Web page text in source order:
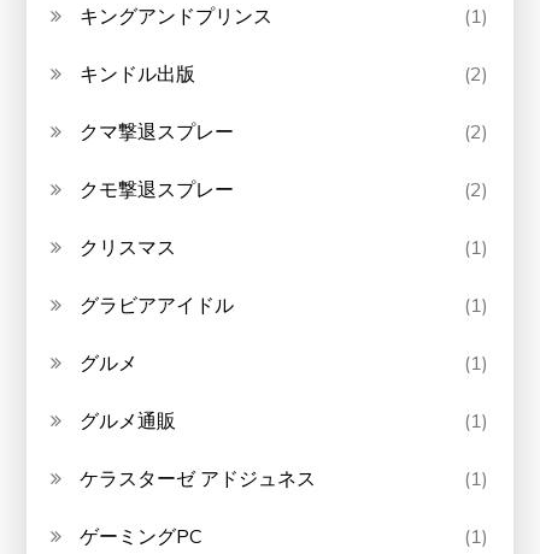
キングアンドプリンス (1)
キンドル出版 (2)
クマ撃退スプレー (2)
クモ撃退スプレー (2)
クリスマス (1)
グラビアアイドル (1)
グルメ (1)
グルメ通販 (1)
ケラスターゼ アドジュネス (1)
ゲーミングPC (1)